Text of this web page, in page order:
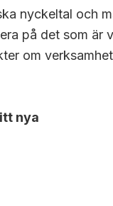
nyckeltal och
på det som är
om
nya